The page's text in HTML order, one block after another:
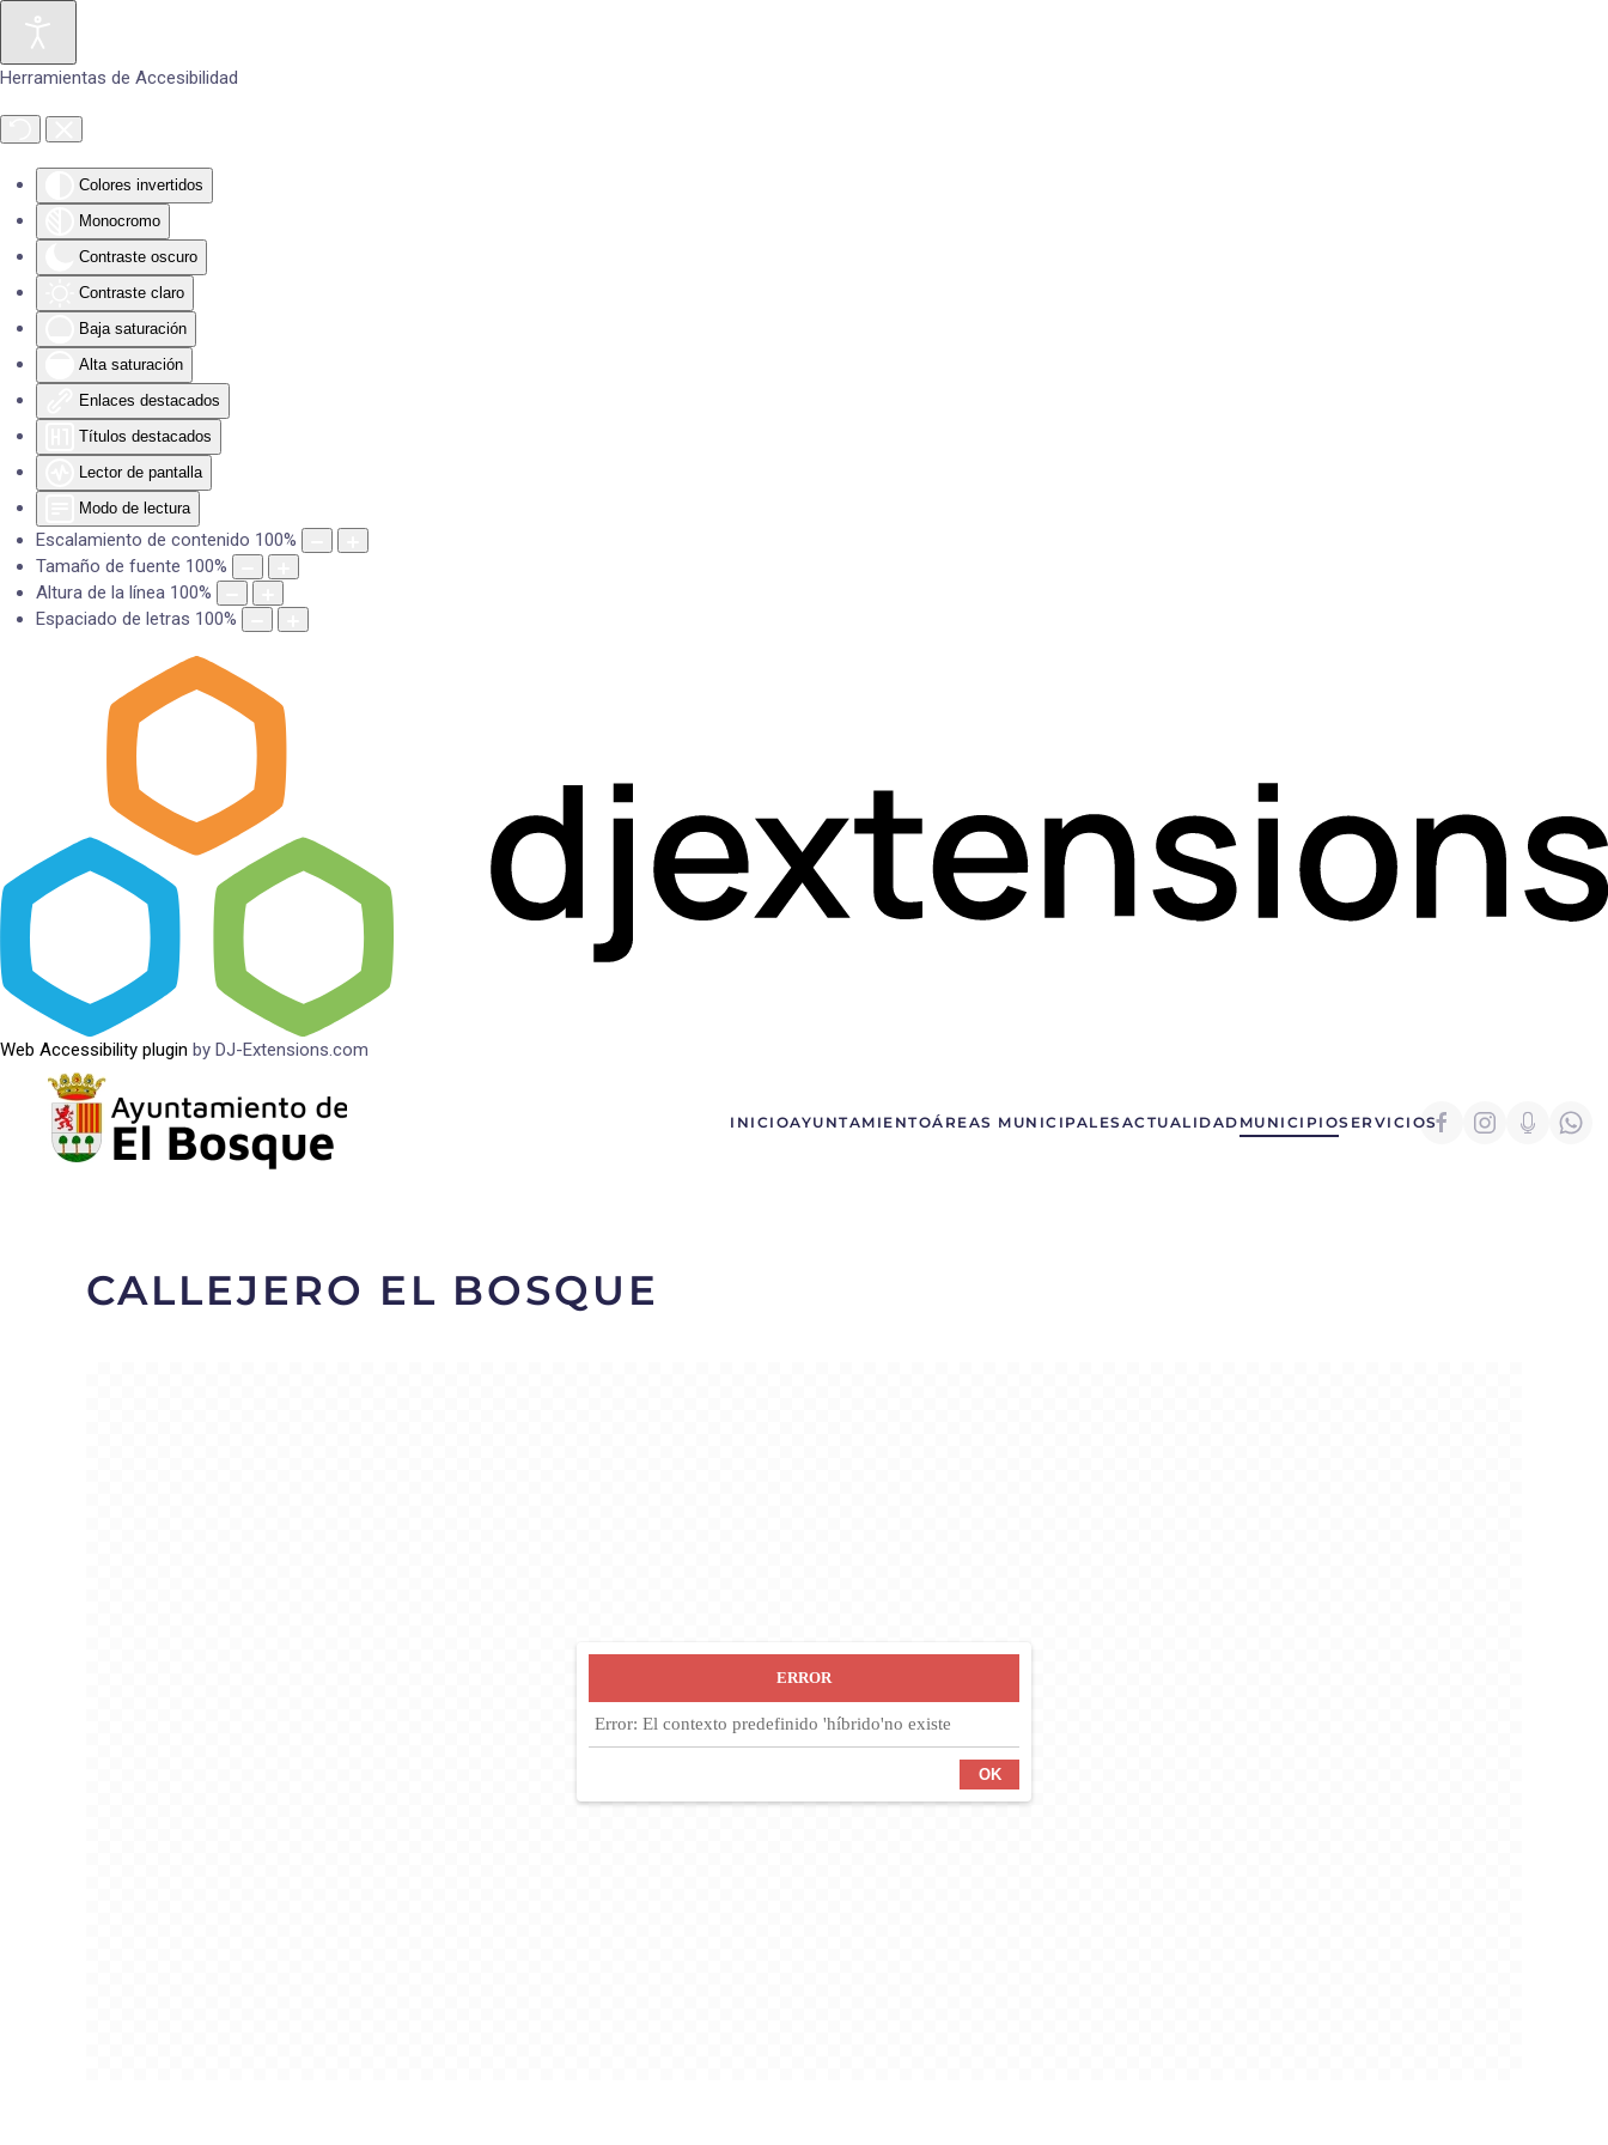
Herramientas de Accesibilidad
Colores invertidos
Monocromo
Contraste oscuro
Contraste claro
Baja saturación
Alta saturación
Enlaces destacados
Títulos destacados
Lector de pantalla
Modo de lectura
Escalamiento de contenido 100%
Tamaño de fuente 100%
Altura de la línea 100%
Espaciado de letras 100%
Web Accessibility plugin by DJ-Extensions.com
Skip to main content
INICIOAYUNTAMIENTOÁREAS MUNICIPALES ACTUALIDAD MUNICIPIOSERVICIOS
CALLEJERO EL BOSQUE